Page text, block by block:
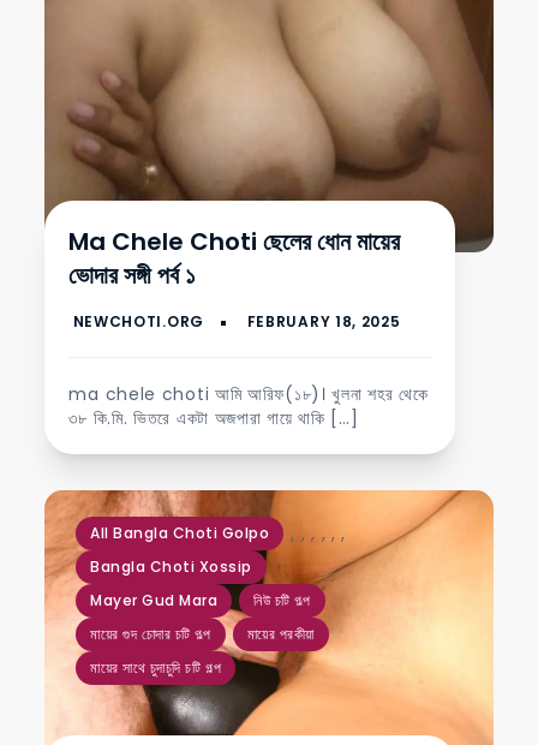
Ma Chele Choti ছেলের ধোন মায়ের
ভোদার সঙ্গী পর্ব ১
ma chele choti আমি আরিফ(১৮)। খুলনা শহর থেকে
৩৮ কি.মি. ভিতরে একটা অজপারা গায়ে থাকি […]
All Bangla Choti Golpo ,
Bangla Choti Xossip
,
Mayer Gud Mara
,
নিউ চটি গল্প
,
মায়ের গুদ চোদার চটি গল্প
,
মায়ের পরকীয়া
,
মায়ের সাথে চুদাচুদি চটি গল্প